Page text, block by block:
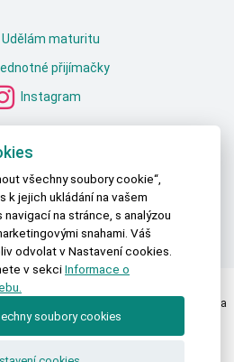
Udělám maturitu
přijímačky
Instagram
DATA
DATA
O VZDĚLÁVÁNÍ
DATA O VZDĚLÁVÁNÍ
| © 2026 Všechna práva vyhrazena
stránek|Prohlášení o přístupnosti
všechny soubory cookie“,
k jejich ukládání na vašem
navigací na stránce, s analýzou
snahami. Váš
odvolat v Nastavení cookies.
v sekciInformace o
soubory cookies